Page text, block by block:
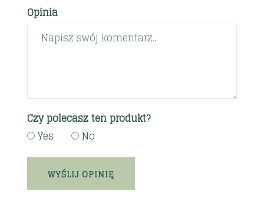
Opinia
Czy polecasz ten produkt?
Yes
No